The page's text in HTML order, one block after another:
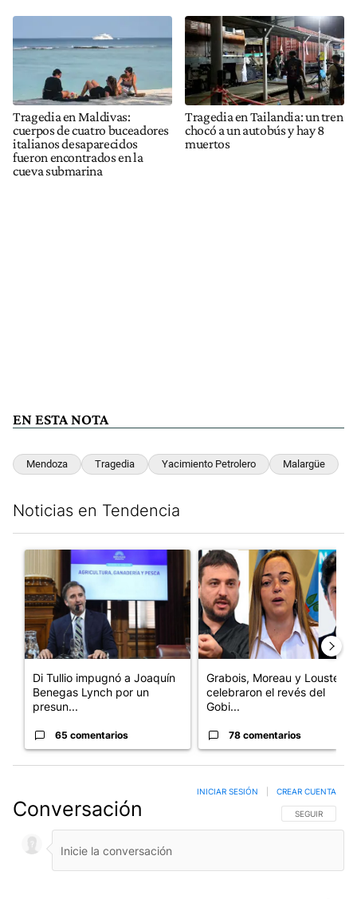
Tragedia en Maldivas:
cuerpos de cuatro buceadores
italianos desaparecidos
fueron encontrados en la
cueva submarina
Tragedia en Tailandia: un tren
chocó a un autobús y hay 8
muertos
EN ESTA NOTA
Mendoza Tragedia Yacimiento Petrolero Malargüe
Noticias en Tendencia
Un artículo de tendencia con el título "Di Tullio impugnó a
Di Tullio impugnó a Joaquín
Benegas Lynch por un
presun...
65 comentarios
Un artículo de tendencia con
Grabois, Moreau y Lousteau
celebraron el revés del
Gobi...
78 comentarios
Conversación SIGA ESTA
SEGUIR
INICIAR SESIÓN CREAR CUENTA